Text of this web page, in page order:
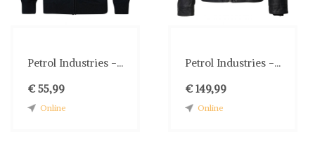
Petrol Industries -...
€ 55,99
Online
Petrol Industries -...
€ 149,99
Online